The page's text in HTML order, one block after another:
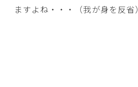
ますよね・・・（我が身を反省）